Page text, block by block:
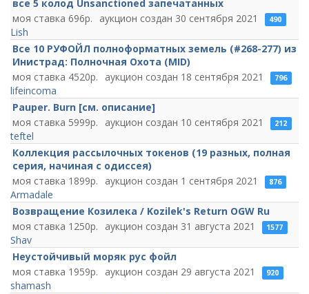
все 5 колод Unsanctioned запечатанных
696
30 сентября 2021 490
Lish
Все 10 РУФОЙЛ полноформатных земель (#268-277) из
Инистрад: Полночная Охота (MID)
4520
18 сентября 2021 796
lifeincoma
Pauper. Burn [см. описание]
5999
10 сентября 2021 212
teftel
Коллекция рассылочных токенов (19 разных, полная
серия, начиная с одиссея)
1899
1 сентября 2021 876
Armadale
Возвращение Козилека / Kozilek's Return OGW Ru
1250
31 августа 2021 1577
Shav
Неустойчивый моряк рус фойл
1959
29 августа 2021 920
shamash